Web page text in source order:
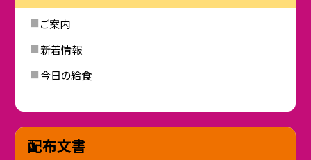
ご案内
新着情報
今日の給食
配布文書